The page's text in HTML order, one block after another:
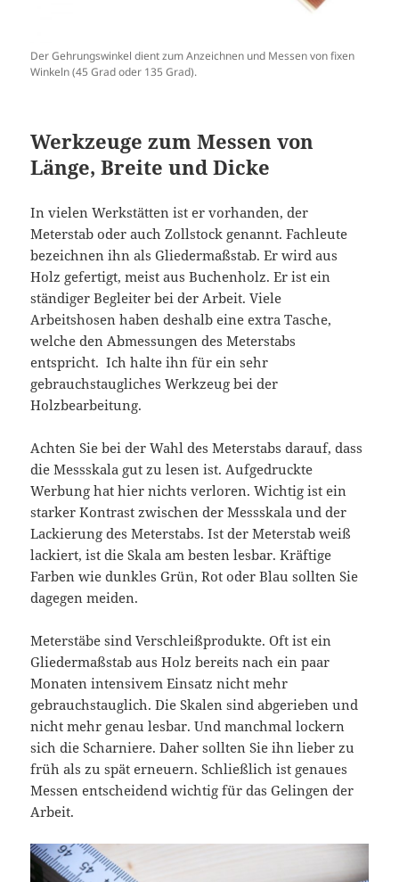
Der Gehrungswinkel dient zum Anzeichnen und Messen von fixen
Winkeln (45 Grad oder 135 Grad).
Werkzeuge zum Messen von
Länge, Breite und Dicke
In vielen Werkstätten ist er vorhanden, der
Meterstab oder auch Zollstock genannt. Fachleute
bezeichnen ihn als Gliedermaßstab. Er wird aus
Holz gefertigt, meist aus Buchenholz. Er ist ein
ständiger Begleiter bei der Arbeit. Viele
Arbeitshosen haben deshalb eine extra Tasche,
welche den Abmessungen des Meterstabs
entspricht. Ich halte ihn für ein sehr
gebrauchstaugliches Werkzeug bei der
Holzbearbeitung.
Achten Sie bei der Wahl des Meterstabs darauf, dass
die Messskala gut zu lesen ist. Aufgedruckte
Werbung hat hier nichts verloren. Wichtig ist ein
starker Kontrast zwischen der Messskala und der
Lackierung des Meterstabs. Ist der Meterstab weiß
lackiert, ist die Skala am besten lesbar. Kräftige
Farben wie dunkles Grün, Rot oder Blau sollten Sie
dagegen meiden.
Meterstäbe sind Verschleißprodukte. Oft ist ein
Gliedermaßstab aus Holz bereits nach ein paar
Monaten intensivem Einsatz nicht mehr
gebrauchstauglich. Die Skalen sind abgerieben und
nicht mehr genau lesbar. Und manchmal lockern
sich die Scharniere. Daher sollten Sie ihn lieber zu
früh als zu spät erneuern. Schließlich ist genaues
Messen entscheidend wichtig für das Gelingen der
Arbeit.